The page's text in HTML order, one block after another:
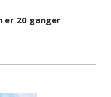
er 20 ganger